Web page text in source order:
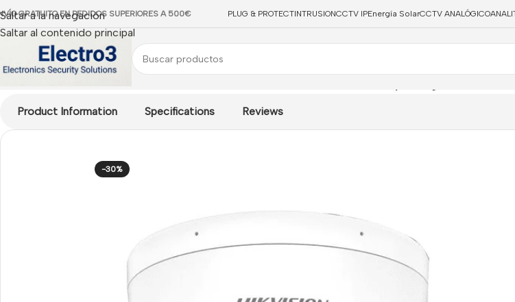
Saltar a la navegación
Saltar al contenido principal
GRATUITO EN PEDIDOS SUPERIORES A 500€ PLUG & PROTECTINTRUSIONCCTV IPEnergía SolarCCTV ANALÓGICO
Product Information Specifications Reviews
-30%